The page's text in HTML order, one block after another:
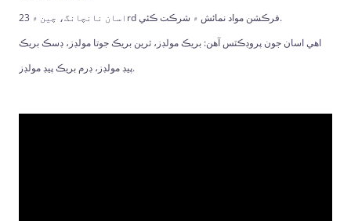
اسان نانچانگ، چين ۾ 23rd فرڪشن مواد نمائش ۾ شرڪت ڪئي.
اهي اسان جون پروڊڪٽس آهن: بريڪ مولڊز، ٽرين بريڪ جوتا مولڊز، ڊسڪ بريڪ
پيڊ مولڊز، ڊرم بريڪ پيڊ مولڊز.